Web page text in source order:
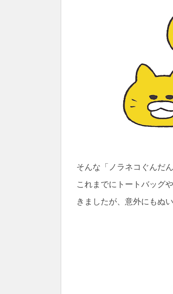
そんな「ノラネコぐんだ
これまでにトートバッグ
きましたが、意外にもぬ